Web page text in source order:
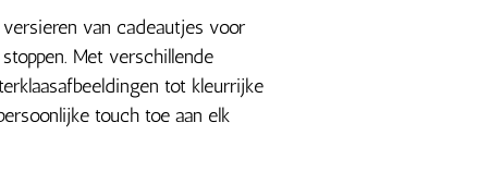
van cadeautjes voor
Met verschillende
tot kleurrijke
touch toe aan elk